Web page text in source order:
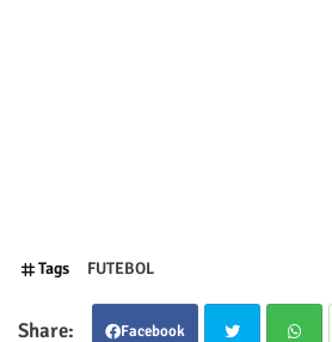
Tags FUTEBOL
Facebook